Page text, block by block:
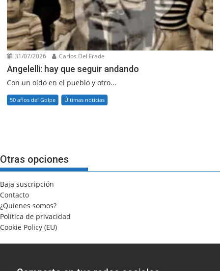
31/07/2026 Carlos Del Frade
Angelelli: hay que seguir andando
Con un oído en el pueblo y otro...
50 años del Golpe Últimas noticias
Otras opciones
Baja suscripción
Contacto
¿Quienes somos?
Política de privacidad
Cookie Policy (EU)